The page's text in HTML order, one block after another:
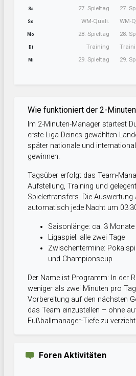
Sa 27. Spieltag
So WM-Quali.
Mo 28. Spieltag
Di Training
Mi 29. Spieltag
27.
WM-
28.
29.
Wie funktioniert der 2-
Im 2-Minuten-Manager startest
erste Liga Deines gewählten
später nationale und
gewinnen.
Tagsüber erfolgt das Team-
Aufstellung, Training und
Spielertransfers. Die Auswertung
automatisch jede Nacht um
Saisonlänge: ca. 3 Monate
Ligaspiel: alle zwei Tage
Zwischentermine:
und Championscup
Der Name ist Programm: In der
weniger als zwei Minuten pro
Vorbereitung auf den nächsten
das Team einzustellen – ohne
Fußballmanager-Tiefe zu
Foren Aktivitäten